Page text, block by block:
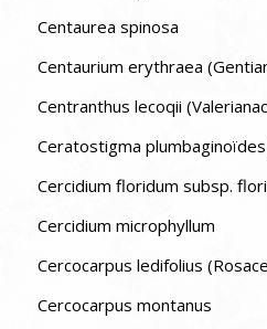
Centaurea spinosa
Centaurium erythraea
Centranthus lecoqii
Ceratostigma
Cercidium floridum subsp.
Cercidium microphyllum
Cercocarpus ledifolius
Cercocarpus montanus